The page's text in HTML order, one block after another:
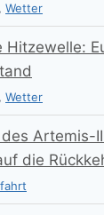
, Wetter
Hitzewelle:
, Wetter
Artemis-
die